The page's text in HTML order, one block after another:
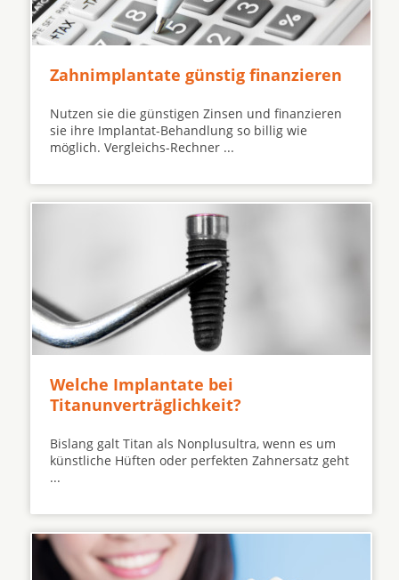
Zahnimplantate günstig finanzieren
Nutzen sie die günstigen Zinsen und finanzieren
sie ihre Implantat-Behandlung so billig wie
möglich. Vergleichs-Rechner ...
Welche Implantate bei
Titanunverträglichkeit?
Bislang galt Titan als Nonplusultra, wenn es um
künstliche Hüften oder perfekten Zahnersatz geht
...